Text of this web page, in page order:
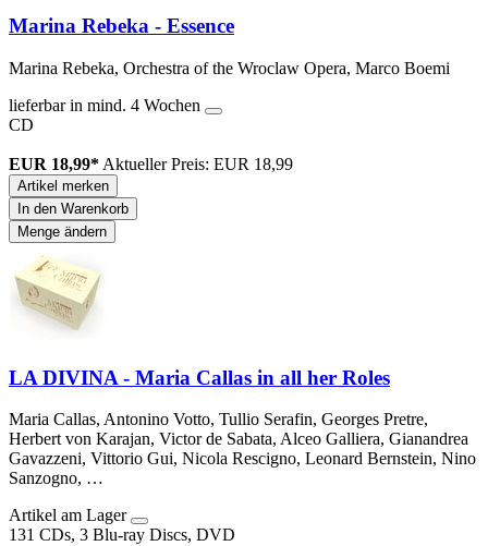
Marina Rebeka - Essence
Marina Rebeka, Orchestra of the Wroclaw Opera, Marco Boemi
lieferbar in mind. 4 Wochen
CD
EUR 18,99* Aktueller Preis: EUR 18,99
Artikel merken
In den Warenkorb
Menge ändern
LA DIVINA - Maria Callas in all her Roles
Maria Callas, Antonino Votto, Tullio Serafin, Georges Pretre,
Herbert von Karajan, Victor de Sabata, Alceo Galliera, Gianandrea
Gavazzeni, Vittorio Gui, Nicola Rescigno, Leonard Bernstein, Nino
Sanzogno, …
Artikel am Lager
131 CDs, 3 Blu-ray Discs, DVD